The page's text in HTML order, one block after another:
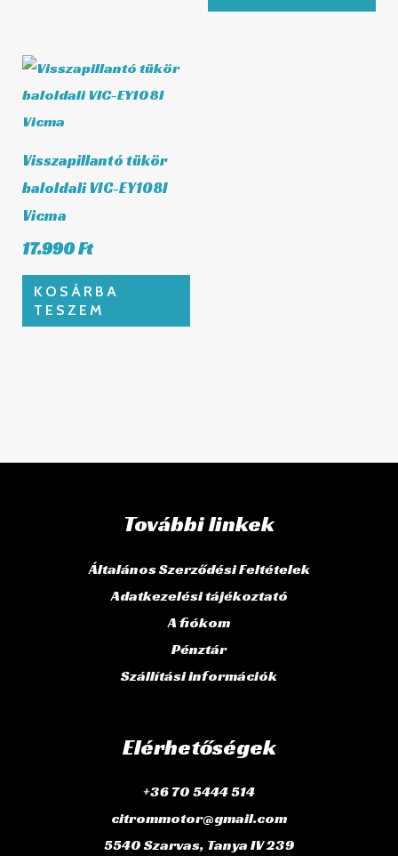
Visszapillantó tükör
baloldali VIC-EY108I
Vicma
17.990Ft
KOSÁRBA
TESZEM
További linkek
Általános Szerződési Feltételek
Adatkezelési tájékoztató
A fiókom
Pénztár
Szállítási információk
Elérhetőségek
+36 70 5444 514
citrommotor@gmail.com
5540 Szarvas, Tanya IV 239